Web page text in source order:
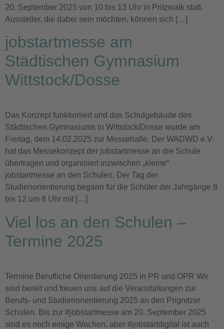
20. September 2025 von 10 bis 13 Uhr in Pritzwalk statt.
Aussteller, die dabei sein möchten, können sich […]
jobstartmesse am
Städtischen Gymnasium
Wittstock/Dosse
Das Konzept funktioniert und das Schulgebäude des
Städtischen Gymnasiums in Wittstock/Dosse wurde am
Freitag, dem 14.02.2025 zur Messehalle. Der WADWD e.V.
hat das Messekonzept der jobstartmesse an die Schule
übertragen und organisiert inzwischen „kleine“
jobstartmesse an den Schulen. Der Tag der
Studienorientierung begann für die Schüler der Jahrgänge 8
bis 12 um 8 Uhr mit […]
Viel los an den Schulen –
Termine 2025
Termine Berufliche Orientierung 2025 in PR und OPR Wir
sind bereit und freuen uns auf die Veranstaltungen zur
Berufs- und Studienorientierung 2025 an den Prignitzer
Schulen. Bis zur #jobstartmesse am 20. September 2025
sind es noch einige Wochen, aber #jobstartdigital ist auch